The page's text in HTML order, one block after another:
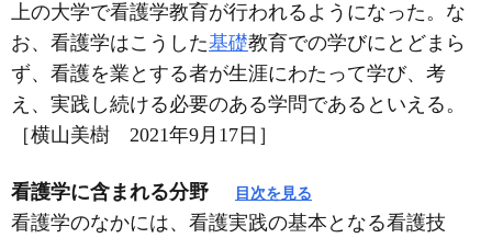
上の大学で看護学教育が行われるようになった。な
お、看護学はこうした基礎教育での学びにとどまら
ず、看護を業とする者が生涯にわたって学び、考
え、実践し続ける必要のある学問であるといえる。
［横山美樹 2021年9月17日］
看護学に含まれる分野 目次を見る
看護学のなかには、看護実践の基本となる看護技